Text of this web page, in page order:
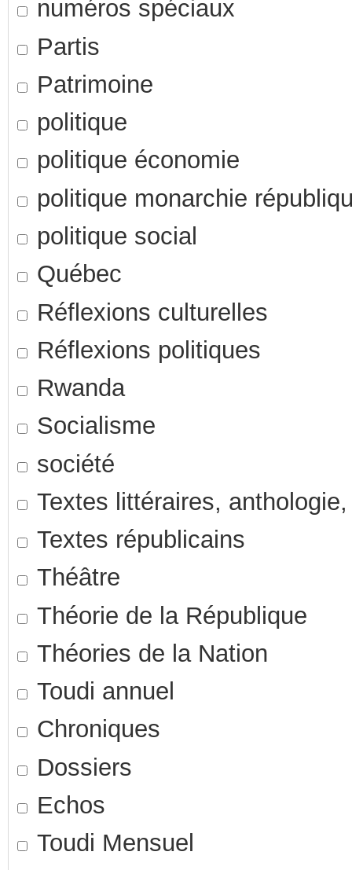
numéros spéciaux
Partis
Patrimoine
politique
politique économie
politique monarchie
politique social
Québec
Réflexions culturelles
Réflexions politiques
Rwanda
Socialisme
société
Textes littéraires,
Textes républicains
Théâtre
Théorie de la République
Théories de la Nation
Toudi annuel
Chroniques
Dossiers
Echos
Toudi Mensuel